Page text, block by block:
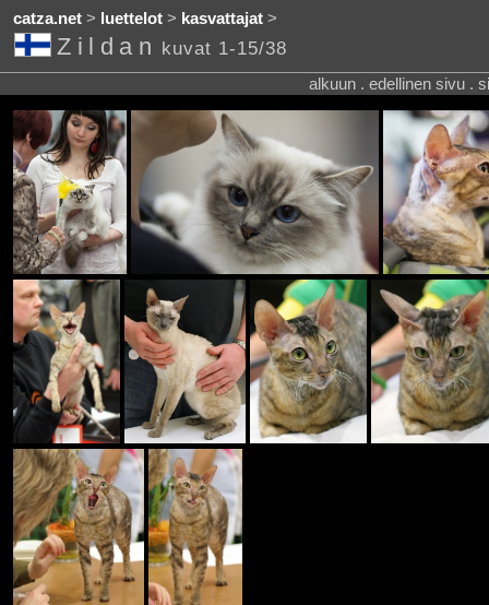
catza.net> luettelot> kasvattajat>
Zildan kuvat 1-15/38
alkuun . edellinen sivu .